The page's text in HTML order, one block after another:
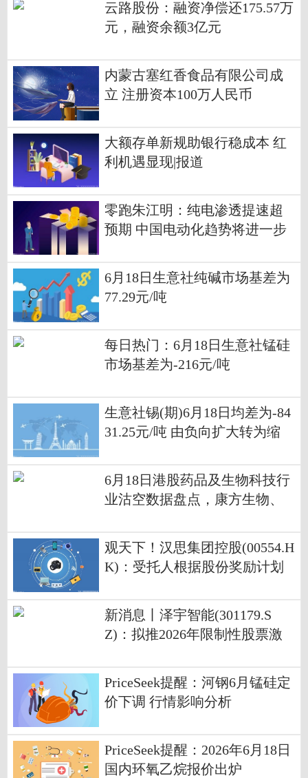
云路股份：融资净偿还175.57万
元，融资余额3亿元
内蒙古塞红香食品有限公司成
立 注册资本100万人民币
大额存单新规助银行稳成本 红
利机遇显现|报道
零跑朱江明：纯电渗透提速超
预期 中国电动化趋势将进一步
6月18日生意社纯碱市场基差为
77.29元/吨
每日热门：6月18日生意社锰硅
市场基差为-216元/吨
生意社锡(期)6月18日均差为-84
31.25元/吨 由负向扩大转为缩
6月18日港股药品及生物科技行
业沽空数据盘点，康方生物、
位居行业前三 焦点播报
观天下！汉思集团控股(00554.H
K)：受托人根据股份奖励计划
新消息丨泽宇智能(301179.S
Z)：拟推2026年限制性股票激
PriceSeek提醒：河钢6月锰硅定
价下调 行情影响分析
PriceSeek提醒：2026年6月18日
国内环氧乙烷报价出炉